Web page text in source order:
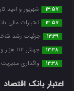
13:57 شهریور و امید
13:57 اعتبارات مالی
13:39 جزئیات رشد
13:38 جهش ۱۱۲ هزار واحدی شاخص بورس در دقایق ابتدایی معاملات امروز
13:38 واگذاری
اعتبار بانک اقتصاد